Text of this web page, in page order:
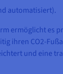
automatisiert).
ermöglicht es
ihren CO2-
und eine